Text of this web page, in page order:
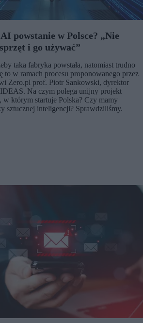
powstanie w Polsce? „Nie
i go używać”
taka fabryka powstała, natomiast trudno
to w ramach procesu proponowanego przez
Zero.pl prof. Piotr Sankowski, dyrektor
Na czym polega unijny projekt
którym startuje Polska? Czy mamy
sztucznej inteligencji? Sprawdziliśmy.